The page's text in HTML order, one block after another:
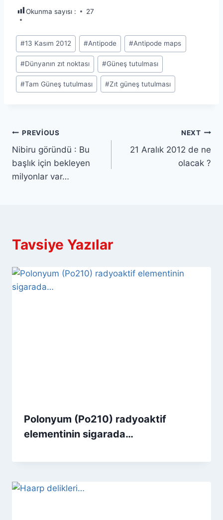
Okunma sayısı : 27
Post
Tags:
#13 Kasım 2012 #Antipode #Antipode maps
#Dünyanın zıt noktası #Güneş tutulması
#Tam Güneş tutulması #Zıt güneş tutulması
Yazı
gezinmesi
PREVIOUS
Nibiru göründü : Bu
başlık için bekleyen
milyonlar var…
NEXT
21 Aralık 2012 de ne
olacak ?
Tavsiye Yazılar
Polonyum (Po210) radyoaktif
elementinin sigarada…